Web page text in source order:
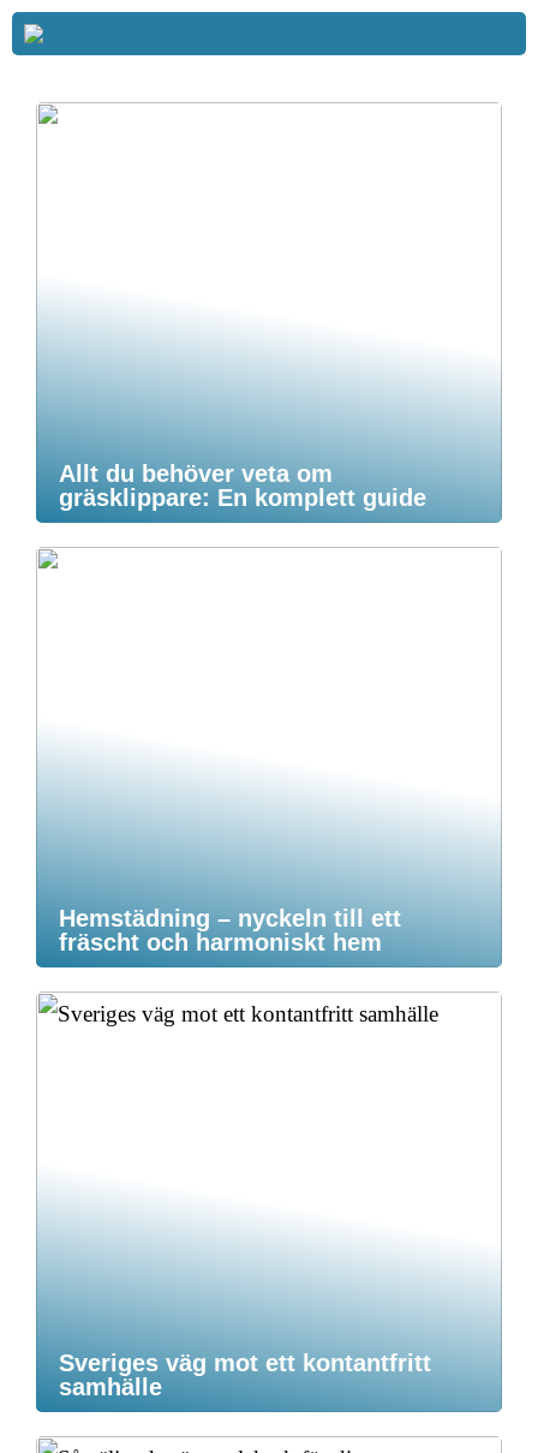
Allt du behöver veta om
gräsklippare: En komplett guide
Hemstädning – nyckeln till ett
fräscht och harmoniskt hem
Sveriges väg mot ett kontantfritt
samhälle